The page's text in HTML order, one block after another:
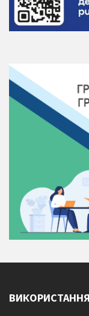
ВИКОРИСТАННЯ